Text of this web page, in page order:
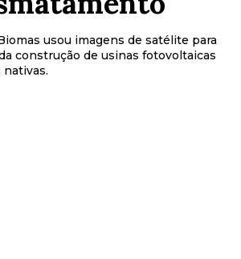
usou imagens de satélite para
construção de usinas fotovoltaicas